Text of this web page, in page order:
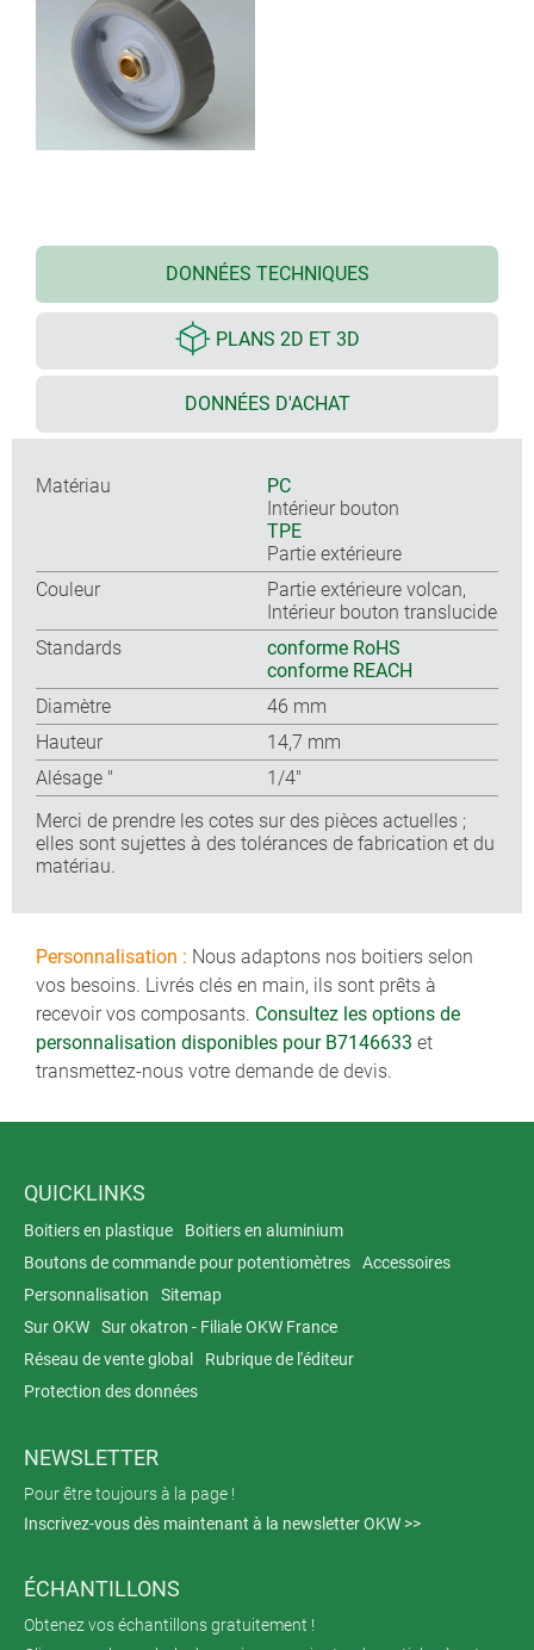
DONNÉES TECHNIQUES
PLANS 2D ET 3D
DONNÉES D'ACHAT
Matériau
PC
Intérieur bouton
TPE
Partie extérieure
Couleur
Partie extérieure volcan,
Intérieur bouton translucide
Standards
conforme RoHS
conforme REACH
Diamètre
46 mm
Hauteur
14,7 mm
Alésage ″
1/4″
Merci de prendre les cotes sur des pièces actuelles ;
elles sont sujettes à des tolérances de fabrication et du
matériau.
Personnalisation : Nous adaptons nos boitiers selon
vos besoins. Livrés clés en main, ils sont prêts à
recevoir vos composants. Consultez les options de
personnalisation disponibles pour B7146633 et
transmettez-nous votre demande de devis.
QUICKLINKS
Boitiers en plastique
Boitiers en aluminium
Boutons de commande pour potentiomètres
Accessoires
Personnalisation
Sitemap
Sur OKW
Sur okatron - Filiale OKW France
Réseau de vente global
Rubrique de l'éditeur
Protection des données
NEWSLETTER
Pour être toujours à la page !
Inscrivez-vous dès maintenant à la newsletter OKW >>
ÉCHANTILLONS
Obtenez vos échantillons gratuitement !